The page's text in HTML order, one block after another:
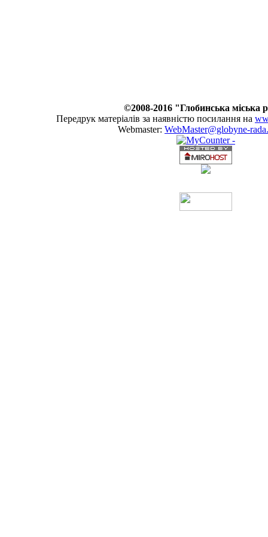
©2008-2016 "Глобинська міська
Передрук матеріалів за наявністю посилання на
Webmaster: WebMaster@globyne-